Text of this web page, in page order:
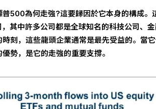
普500為何走強?這要歸因於它本身的構成。
其中許多公司都是全球知名的科技公司、
刻，這些龍頭企業通常是最先受益的。當
勢，是它的走強的重要支撐。